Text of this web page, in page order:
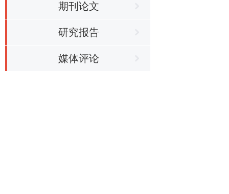
期刊论文
研究报告
媒体评论